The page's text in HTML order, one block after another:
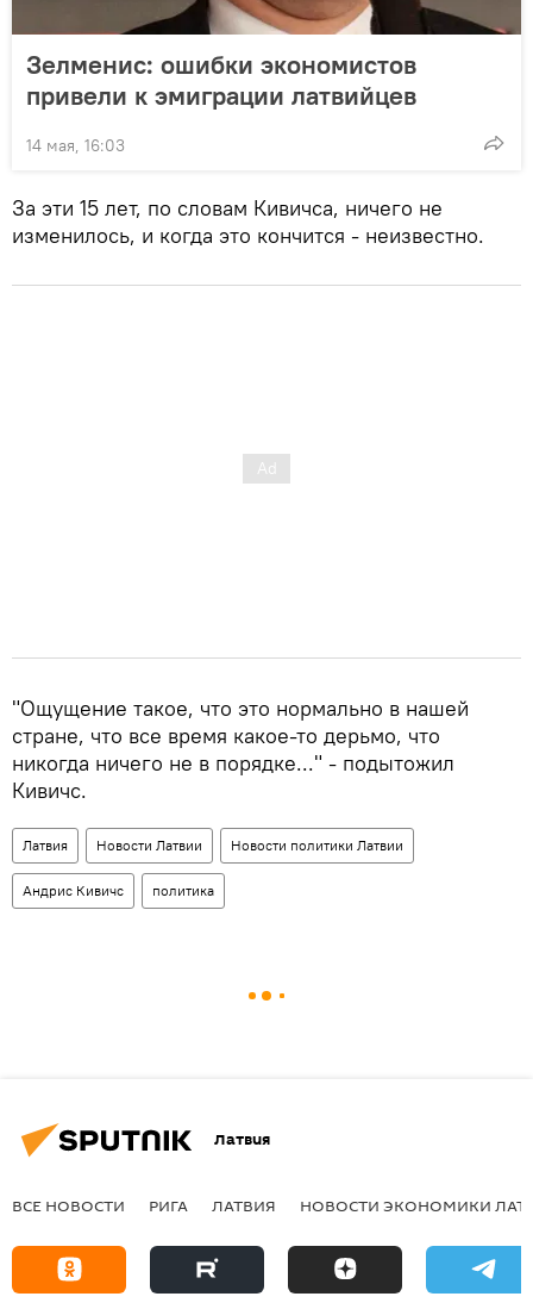
Зелменис: ошибки экономистов
привели к эмиграции латвийцев
14 мая, 16:03
За эти 15 лет, по словам Кивичса, ничего не
изменилось, и когда это кончится - неизвестно.
"Ощущение такое, что это нормально в нашей
стране, что все время какое-то дерьмо, что
никогда ничего не в порядке..." - подытожил
Кивичс.
Латвия Новости Латвии Новости политики Латвии
Андрис Кивичс политика
Латвия
ВСЕ НОВОСТИ РИГА ЛАТВИЯ НОВОСТИ ЭКОНОМИКИ